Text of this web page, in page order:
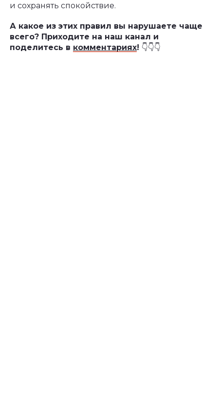
и сохранять спокойствие.
А какое из этих правил вы нарушаете чаще
всего? Приходите на наш канал и
поделитесь в комментариях! 👇👇👇